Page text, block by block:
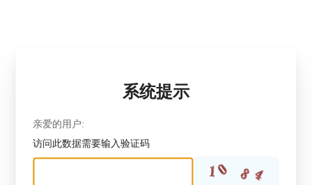
系统提示
亲爱的用户:
访问此数据需要输入验证码